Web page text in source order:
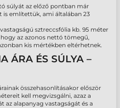
súlyát az előző pontban már
is említettük, ami általában 23
sztreccsfólia kb. 95 méter
az azonos nettó tömegű,
kis mértékben eltérhetnek.
ÁRA ÉS SÚLYA –
összehasonlításakor először
kell megvizsgálni, azaz a
az alapanyag vastagságát és a